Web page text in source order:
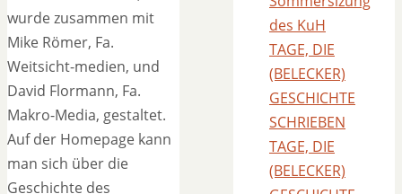
wurde zusammen mit
Mike Römer, Fa.
Weitsicht-medien, und
David Flormann, Fa.
Makro-Media, gestaltet.
Auf der Homepage kann
man sich über die
Geschichte des
des KuH
TAGE, DIE
(BELECKER)
GESCHICHTE
SCHRIEBEN
TAGE, DIE
(BELECKER)